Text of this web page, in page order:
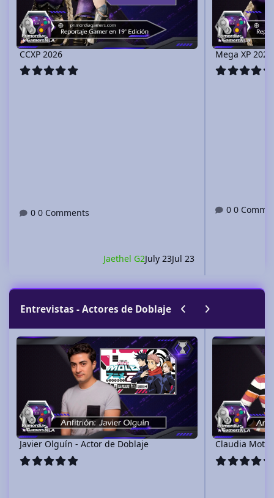
CCXP 2026
0 Comments
Jaethel G2July 23Jul 23
Mega XP 2026
0
Entrevistas - Actores de Doblaje Previous carousel
Next carousel
Javier Olguín - Actor de Doblaje
Javier Olguín - Actor de Doblaje
Claudia Motta -
Claudia